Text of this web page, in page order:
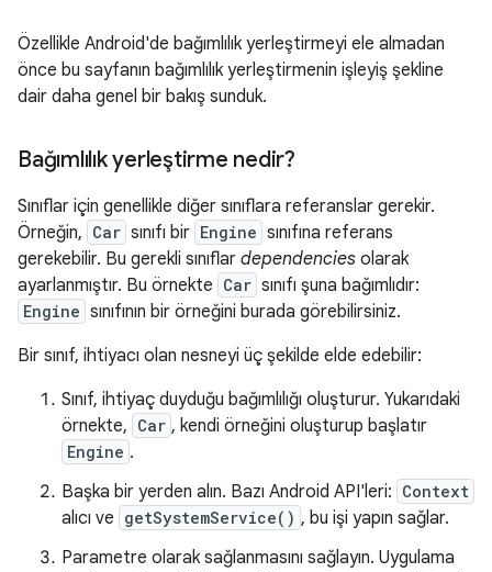
Özellikle Android'de bağımlılık yerleştirmeyi ele almadan
önce bu sayfanın bağımlılık yerleştirmenin işleyiş şekline
dair daha genel bir bakış sunduk.
Bağımlılık yerleştirme nedir?
Sınıflar için genellikle diğer sınıflara referanslar gerekir.
Örneğin, Car sınıfı bir Engine sınıfına referans
gerekebilir. Bu gerekli sınıflar dependencies olarak
ayarlanmıştır. Bu örnekte Car sınıfı şuna bağımlıdır:
Engine sınıfının bir örneğini burada görebilirsiniz.
Bir sınıf, ihtiyacı olan nesneyi üç şekilde elde edebilir:
Sınıf, ihtiyaç duyduğu bağımlılığı oluşturur. Yukarıdaki
örnekte, Car , kendi örneğini oluşturup başlatır
Engine .
Başka bir yerden alın. Bazı Android API'leri: Context
alıcı ve getSystemService() , bu işi yapın sağlar.
Parametre olarak sağlanmasını sağlayın. Uygulama